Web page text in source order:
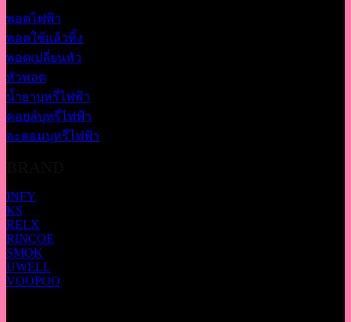
พอตไฟฟ้า
พอตใช้แล้วทิ้ง
พอตเปลี่ยนหัว
หัวพอต
น้ำยาบุหรี่ไฟฟ้า
คอยล์บุหรี่ไฟฟ้า
อะตอมบุหรี่ไฟฟ้า
INFY
KS
RELX
RINCOE
SMOK
UWELL
VOOPOO